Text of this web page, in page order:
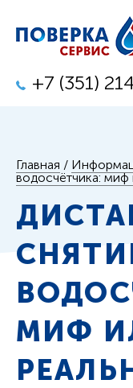
+7 (351)
Главная /
водосчётчика: миф
МИФ